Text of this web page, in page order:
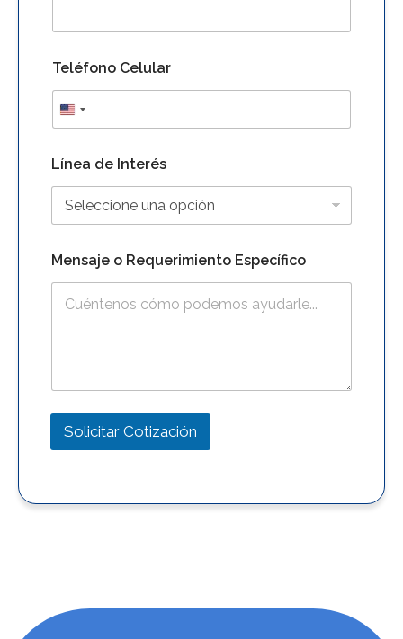
l
t
o
C
m
l
r
r
Teléfono Celular
Línea de Interés
Mensaje o Requerimiento Específico
Solicitar Cotización